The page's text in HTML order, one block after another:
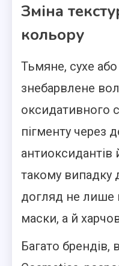
Зміна
кольору
Тьмяне, сухе
знебарвлене
оксидативного
пігменту через
антиоксидантів
такому випадку
догляд не лише
маски, а й
Багато